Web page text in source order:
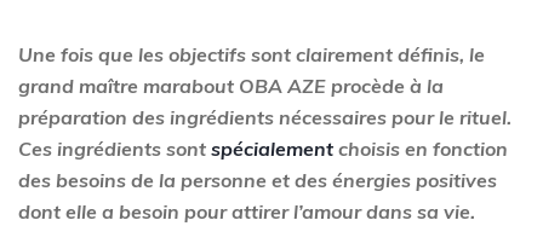
Une fois que les objectifs sont clairement définis, le
grand maître marabout OBA AZE procède à la
préparation des ingrédients nécessaires pour le rituel.
Ces ingrédients sont spécialement choisis en fonction
des besoins de la personne et des énergies positives
dont elle a besoin pour attirer l’amour dans sa vie.